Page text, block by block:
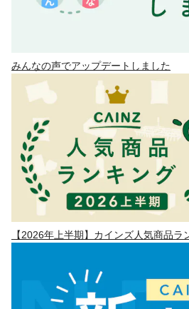
みんなの声でアップデートしました
【2026年上半期】カインズ人気商品ラ